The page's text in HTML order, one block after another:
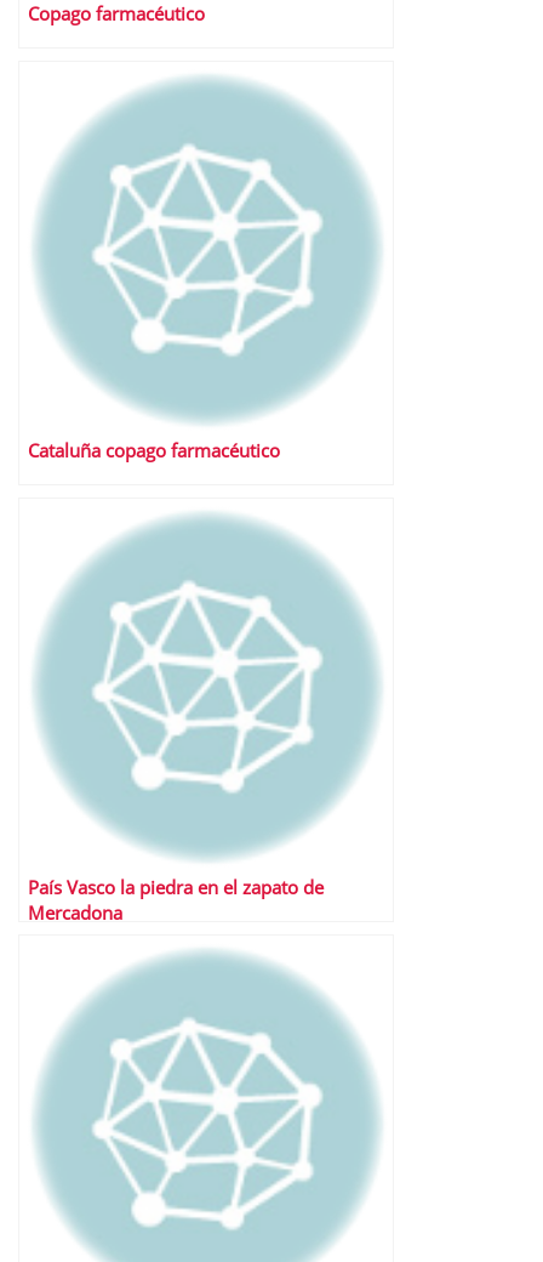
Copago farmacéutico
Cataluña copago farmacéutico
País Vasco la piedra en el zapato de
Mercadona